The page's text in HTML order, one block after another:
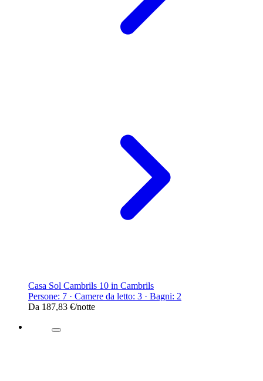
Casa Sol Cambrils 10 in Cambrils
Persone: 7 · Camere da letto: 3 · Bagni: 2
Da 187,83 €/notte